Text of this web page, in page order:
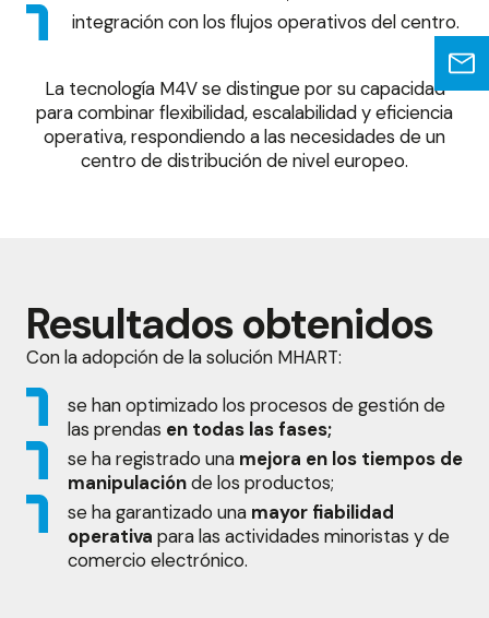
integración con los flujos operativos del centro.
La tecnología M4V se distingue por su capacidad
para combinar flexibilidad, escalabilidad y eficiencia
operativa, respondiendo a las necesidades de un
centro de distribución de nivel europeo.
Resultados obtenidos
Con la adopción de la solución MHART:
se han optimizado los procesos de gestión de
las prendas en todas las fases;
se ha registrado una mejora en los tiempos de
manipulaciónde los productos;
se ha garantizado una mayor fiabilidad
operativa para las actividades minoristas y de
comercio electrónico.